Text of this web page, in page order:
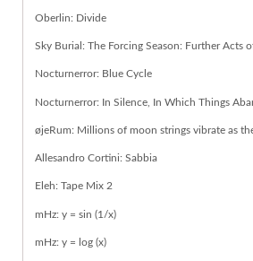
Oberlin: Divide
Sky Burial: The Forcing Season: Further Acts of
Nocturnerror: Blue Cycle
Nocturnerror: In Silence, In Which Things
øjeRum: Millions of moon strings vibrate as
Allesandro Cortini: Sabbia
Eleh: Tape Mix 2
mHz: y = sin (1/x)
mHz: y = log (x)